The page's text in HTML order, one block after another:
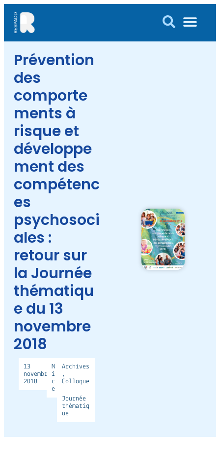
Prévention
des
comporte
ments à
risque et
développe
ment des
compétenc
es
psychosoci
ales :
retour sur
la Journée
thématiqu
e du 13
novembre
2018
13
novembre
2018
N
i
c
e
Archives
,
Colloque
Journée
thématiq
ue